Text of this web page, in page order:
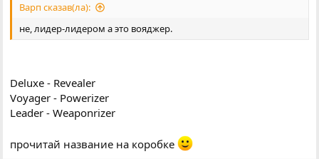
Варп сказав(ла):
не, лидер-лидером а это вояджер.
Deluxe - Revealer
Voyager - Powerizer
Leader - Weaponrizer
прочитай название на коробке